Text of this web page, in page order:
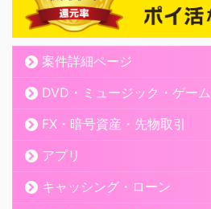
案件詳細ページ
DVD・ミュージック・ゲーム
FX・暗号資産・先物取引
アプリ
キャッシング・ローン